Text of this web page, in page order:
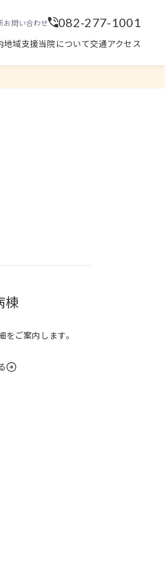
地域支援当院について交通アクセス
お問い合わせ 082-277-1001
棟
ご案内します。